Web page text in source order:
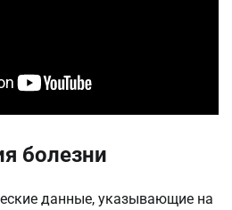
болезни
данные, указывающие на